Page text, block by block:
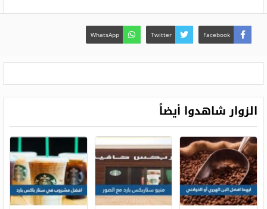
Facebook
Twitter
WhatsApp
الزوار شاهدوا أيضاً